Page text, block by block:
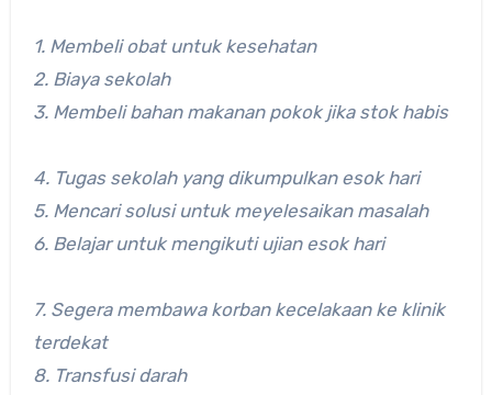
1. Membeli obat untuk kesehatan
2. Biaya sekolah
3. Membeli bahan makanan pokok jika stok habis
4. Tugas sekolah yang dikumpulkan esok hari
5. Mencari solusi untuk meyelesaikan masalah
6. Belajar untuk mengikuti ujian esok hari
7. Segera membawa korban kecelakaan ke klinik
terdekat
8. Transfusi darah